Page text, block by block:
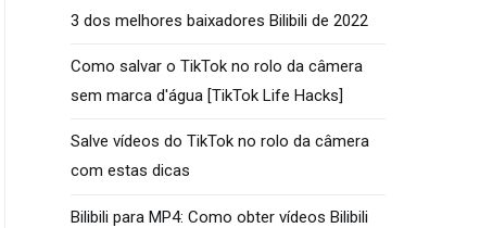
3 dos melhores baixadores Bilibili de 2022
Como salvar o TikTok no rolo da câmera
sem marca d'água [TikTok Life Hacks]
Salve vídeos do TikTok no rolo da câmera
com estas dicas
Bilibili para MP4: Como obter vídeos Bilibili